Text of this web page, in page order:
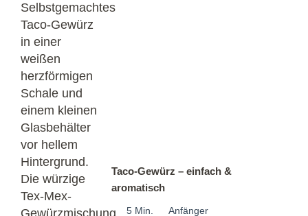
Taco-Gewürz – einfach &
aromatisch
5 Min. Anfänger